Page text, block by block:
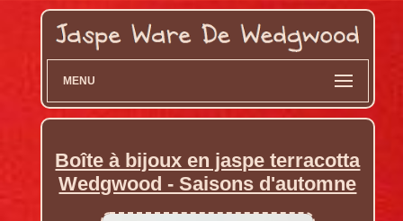
MENU
Boîte à bijoux en jaspe terracotta
Wedgwood - Saisons d'automne